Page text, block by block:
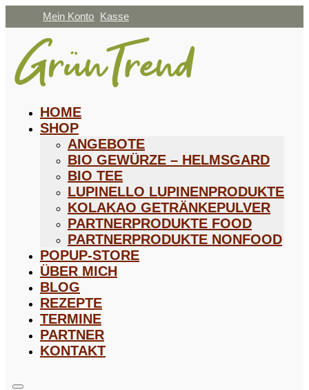
Mein Konto Kasse
HOME
SHOP
ANGEBOTE
BIO GEWÜRZE – HELMSGARD
BIO TEE
LUPINELLO LUPINENPRODUKTE
KOLAKAO GETRÄNKEPULVER
PARTNERPRODUKTE FOOD
PARTNERPRODUKTE NONFOOD
POPUP-STORE
ÜBER MICH
BLOG
REZEPTE
TERMINE
PARTNER
KONTAKT